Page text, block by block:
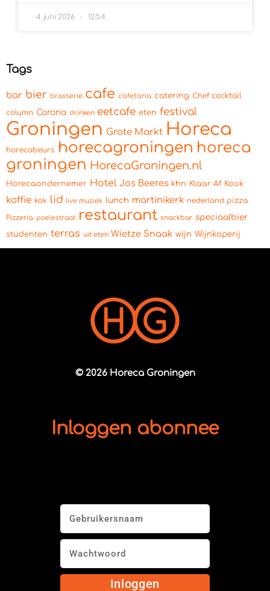
4 juni 2026 12:54
Tags
bar bier brasserie cafe cafetaria catering Chef cocktail
column Corona drinken eetcafe eten festival
Groningen Grote Markt Horeca
horecabeurs horecagroningen horeca
groningen HorecaGroningen.nl
Horecaondernemer Hotel Jos Beeres khn Klaar Af Kook
koffie kok lid live muziek lunch martinikerk nederland pizza
Pizzeria poelestraat restaurant snackbar speciaalbier
studenten terras uit eten Wietze Snaak wijn Wijnkoperij
© 2026 Horeca Groningen
Inloggen abonnee
Inloggen